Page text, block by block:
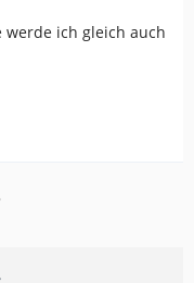
ich gleich auch